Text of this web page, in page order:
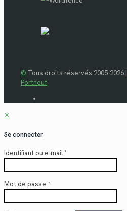
© Tous droits réservés 2005-2026 |
Portneuf
✕
Se connecter
Identifiant ou e-mail*
Mot de passe *